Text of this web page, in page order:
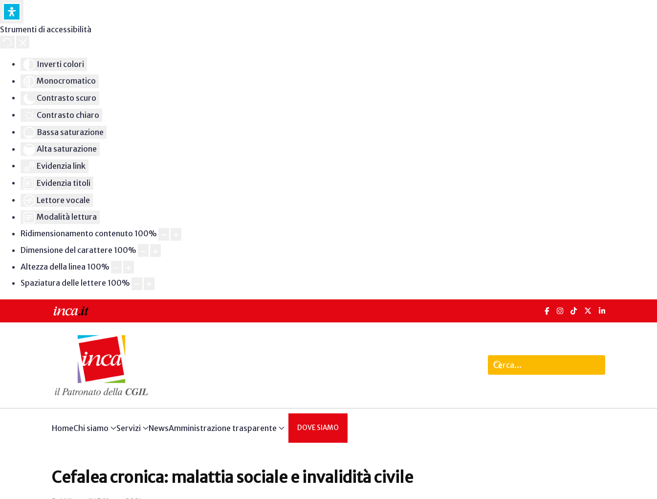
Strumenti di accessibilità
Inverti colori
Monocromatico
Contrasto scuro
Contrasto chiaro
Bassa saturazione
Alta saturazione
Evidenzia link
Evidenzia titoli
Lettore vocale
Modalità lettura
Ridimensionamento contenuto 100%
Dimensione del carattere 100%
Altezza della linea 100%
Spaziatura delle lettere 100%
HomeChi siamo Servizi NewsAmministrazione trasparente DOVE SIAMO
Cefalea cronica: malattia sociale e invalidità civile